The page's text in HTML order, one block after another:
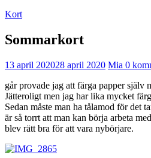
Kort
Sommarkort
13 april 202028 april 2020 Mia 0
går provade jag att färga papper själv
Jätteroligt men jag har lika mycket
Sedan måste man ha tålamod för det
är så torrt att man kan börja arbeta
blev rätt bra för att vara nybörjare.